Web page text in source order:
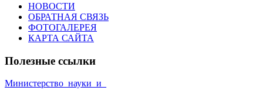
НОВОСТИ
ОБРАТНАЯ СВЯЗЬ
ФОТОГАЛЕРЕЯ
КАРТА САЙТА
Полезные ссылки
Министерство_науки_и_